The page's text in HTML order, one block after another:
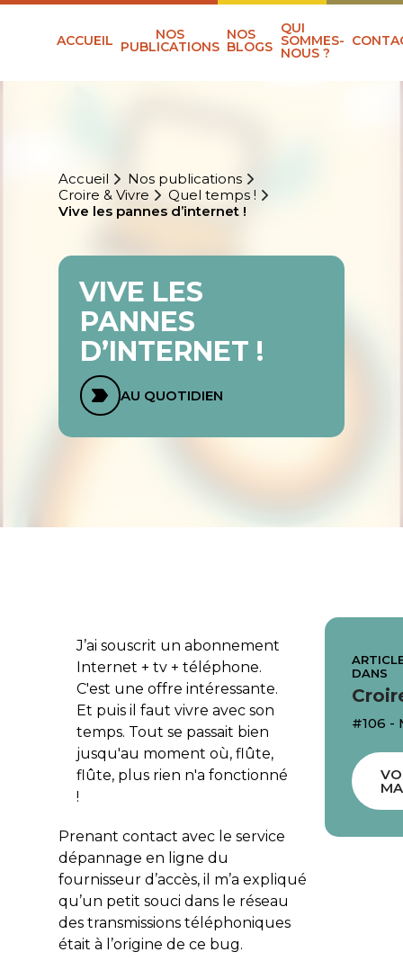
ACCUEIL NOS
PUBLICATIONS
NOS
BLOGS
QUI
SOMMES-
NOUS ?
Accueil
Nos publications
Croire & Vivre
Quel temps !
Vive les pannes d’internet !
VIVE LES
PANNES
D’INTERNET !
AU QUOTIDIEN
J’ai souscrit un abonnement
Internet + tv + téléphone.
C'est une offre intéressante.
Et puis il faut vivre avec son
temps. Tout se passait bien
jusqu'au moment où, flûte,
flûte, plus rien n'a fonctionné
!
Prenant contact avec le service
dépannage en ligne du
fournisseur d’accès, il m’a expliqué
qu’un petit souci dans le réseau
des transmissions téléphoniques
était à l’origine de ce bug.
DANS
#106 -